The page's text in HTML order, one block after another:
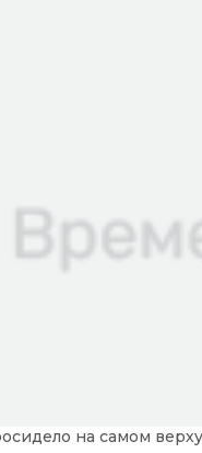
на самом